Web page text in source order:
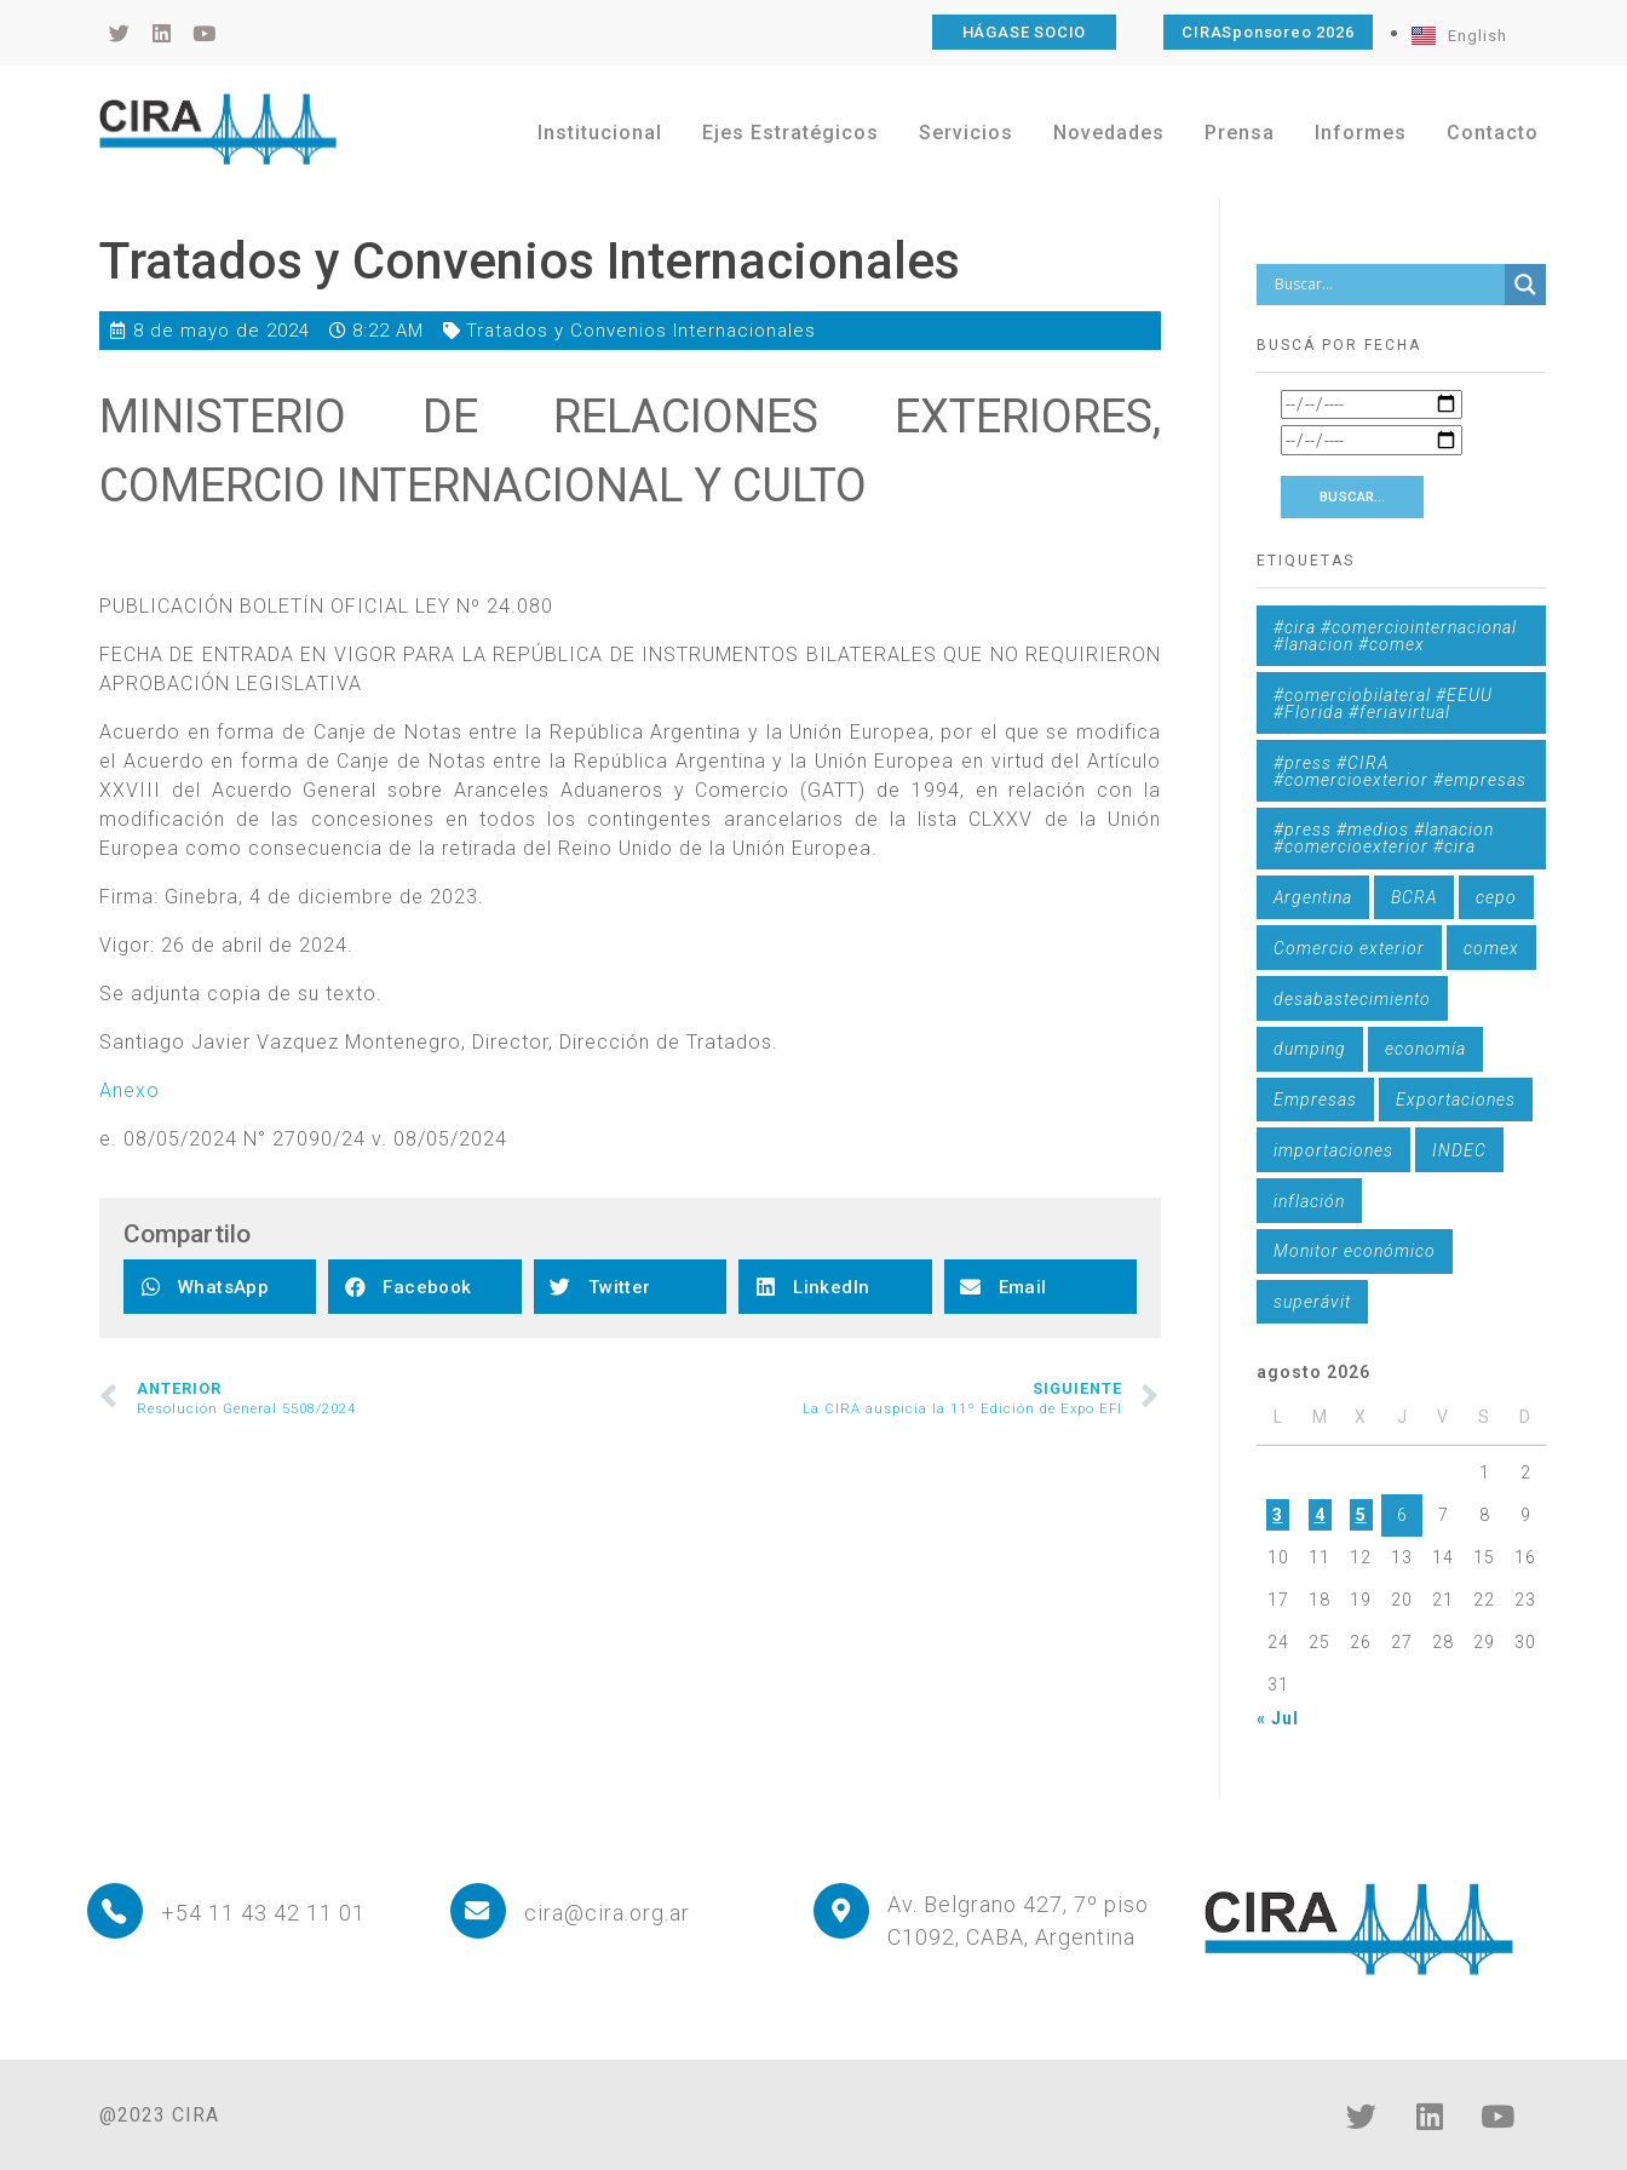
HÁGASE SOCIO CIRASponsoreo 2026 English
Institucional Ejes Estratégicos Servicios Novedades Prensa Informes Contacto
Tratados y Convenios Internacionales
8 de mayo de 2024 8:22 AM Tratados y Convenios Internacionales
MINISTERIO DE RELACIONES EXTERIORES,
COMERCIO INTERNACIONAL Y CULTO
PUBLICACIÓN BOLETÍN OFICIAL LEY Nº 24.080
FECHA DE ENTRADA EN VIGOR PARA LA REPÚBLICA DE INSTRUMENTOS BILATERALES QUE NO REQUIRIERON
APROBACIÓN LEGISLATIVA
Acuerdo en forma de Canje de Notas entre la República Argentina y la Unión Europea, por el que se modifica
el Acuerdo en forma de Canje de Notas entre la República Argentina y la Unión Europea en virtud del Artículo
XXVIII del Acuerdo General sobre Aranceles Aduaneros y Comercio (GATT) de 1994, en relación con la
modificación de las concesiones en todos los contingentes arancelarios de la lista CLXXV de la Unión
Europea como consecuencia de la retirada del Reino Unido de la Unión Europea.
Firma: Ginebra, 4 de diciembre de 2023.
Vigor: 26 de abril de 2024.
Se adjunta copia de su texto.
Santiago Javier Vazquez Montenegro, Director, Dirección de Tratados.
Anexo
e. 08/05/2024 N° 27090/24 v. 08/05/2024
Compartilo
WhatsApp Facebook Twitter LinkedIn Email
ANTERIOR
Resolución General 5508/2024
SIGUIENTE
La CIRA auspicia la 11º Edición de Expo EFI
BUSCÁ POR FECHA
ETIQUETAS
#cira #comerciointernacional
#lanacion #comex
#comerciobilateral #EEUU
#Florida #feriavirtual
#press #CIRA
#comercioexterior #empresas
#press #medios #lanacion
#comercioexterior #cira
Argentina BCRA cepo
Comercio exterior comex
desabastecimiento
dumping economía
Empresas Exportaciones
importaciones INDEC
inflación
Monitor económico
superávit
agosto 2026
M X J V S D
1 2
3 4 5 6 7 8 9
10 11 12 13 14 15 16
17 18 19 20 21 22 23
24 25 26 27 28 29 30
31
« Jul
+54 11 43 42 11 01 cira@cira.org.ar
Av. Belgrano 427, 7º piso
C1092, CABA, Argentina
@2023 CIRA